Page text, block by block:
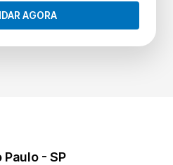
AGORA
Paulo - SP